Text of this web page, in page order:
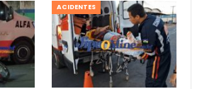
ACIDENTES